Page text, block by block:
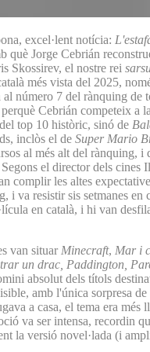
excel·lent notícia:
què Jorge Cebrián
Skossirev, el nostre rei
més vista del 2025,
número 7 del rànquing de
Cebrián competeix a
top 10 històric, sinó de
inclòs el de Super Mario
al més alt del rànquing, i
Segons el director dels cines
complir les altes
i va resistir sis setmanes en
en català, i hi van
van situar Minecraft, Mar i
un drac, Paddington,
absolut dels títols
amb l'única sorpresa de
a casa, el tema era més
va ser intensa, recordin
la versió novel·lada (i